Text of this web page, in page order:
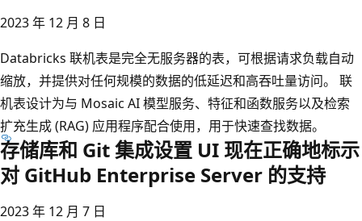
2023 年 12 月 8 日
Databricks 联机表是完全无服务器的表，可根据请求负载自动
缩放，并提供对任何规模的数据的低延迟和高吞吐量访问。 联
机表设计为与 Mosaic AI 模型服务、特征和函数服务以及检索
扩充生成 (RAG) 应用程序配合使用，用于快速查找数据。
存储库和 Git 集成设置 UI 现在正确地标示
对 GitHub Enterprise Server 的支持
2023 年 12 月 7 日